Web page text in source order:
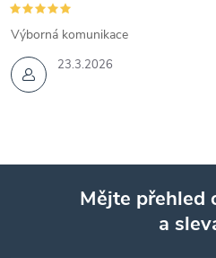
23.3.2026
Výborná komunikace
Mějte přehled
a